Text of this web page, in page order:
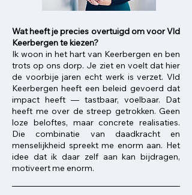
Wat heeft je precies overtuigd om voor Vld
Keerbergen te kiezen?​​
Ik woon in het hart van Keerbergen en ben
trots op ons dorp. Je ziet en voelt dat hier
de voorbije jaren echt werk is verzet. Vld
Keerbergen heeft een beleid gevoerd dat
impact heeft — tastbaar, voelbaar. Dat
heeft me over de streep getrokken. Geen
loze beloftes, maar concrete realisaties.
Die combinatie van daadkracht en
menselijkheid spreekt me enorm aan. Het
idee dat ik daar zelf aan kan bijdragen,
motiveert me enorm.